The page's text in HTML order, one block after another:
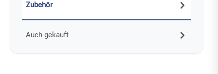
Zubehör
Auch gekauft